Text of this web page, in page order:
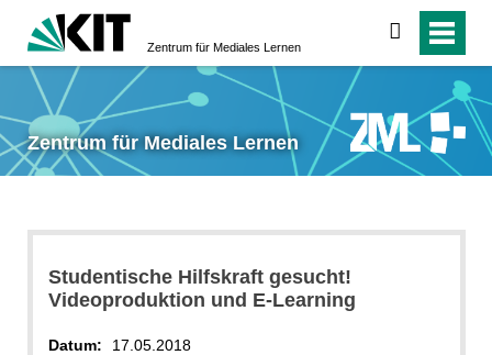
Zentrum für Mediales Lernen
suchen
Zentrum für Mediales Lernen
Studentische Hilfskraft gesucht!
Videoproduktion und E-Learning
Datum:
17.05.2018